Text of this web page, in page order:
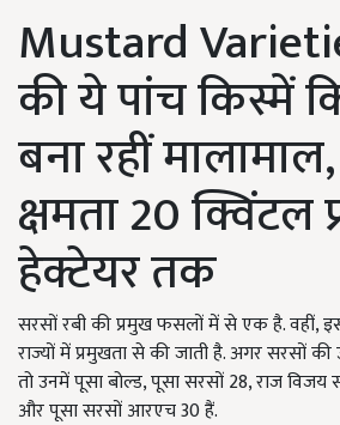
Mustard
की ये पांच किस्में
बना रहीं
क्षमता 20 क्विंटल
हेक्टेयर तक
सरसों रबी की प्रमुख फसलों में से एक है.
राज्यों में प्रमुखता से की जाती है. अगर सरसों
तो उनमें पूसा बोल्ड, पूसा सरसों 28, राज विजय
और पूसा सरसों आरएच 30 हैं.